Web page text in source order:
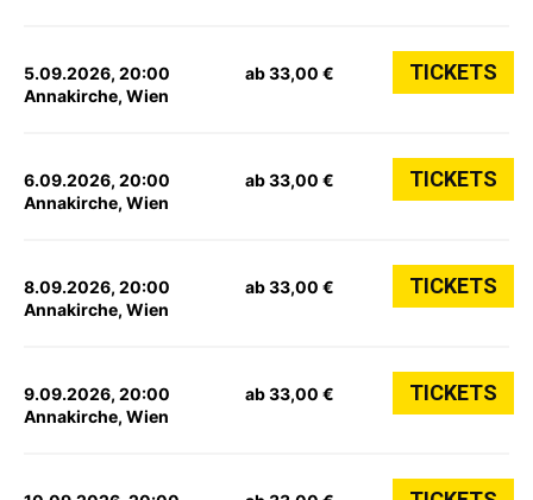
5.09.2026, 20:00
Annakirche, Wien
ab 33,00 € TICKETS
6.09.2026, 20:00
Annakirche, Wien
ab 33,00 € TICKETS
8.09.2026, 20:00
Annakirche, Wien
ab 33,00 € TICKETS
9.09.2026, 20:00
Annakirche, Wien
ab 33,00 € TICKETS